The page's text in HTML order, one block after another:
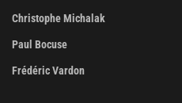
Christophe Michalak
Paul Bocuse
Frédéric Vardon